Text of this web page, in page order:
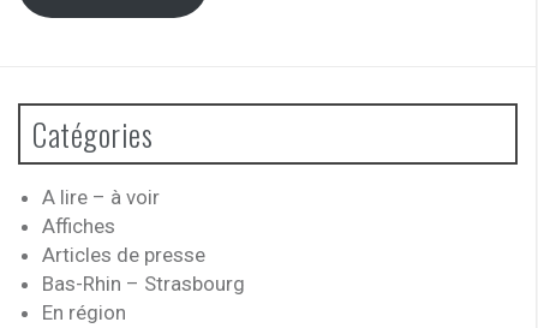
Catégories
A lire – à voir
Affiches
Articles de presse
Bas-Rhin – Strasbourg
En région